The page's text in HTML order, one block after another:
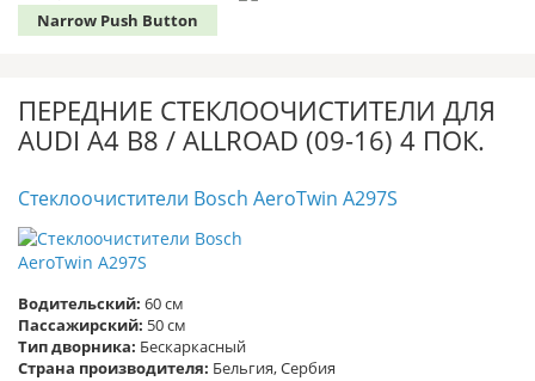
Narrow Push Button
ПЕРЕДНИЕ СТЕКЛООЧИСТИТЕЛИ ДЛЯ
AUDI A4 B8 / ALLROAD (09-16) 4 ПОК.
Стеклоочистители Bosch AeroTwin A297S
Водительский: 60 см
Пассажирский: 50 см
Тип дворника: Бескаркасный
Страна производителя: Бельгия, Сербия